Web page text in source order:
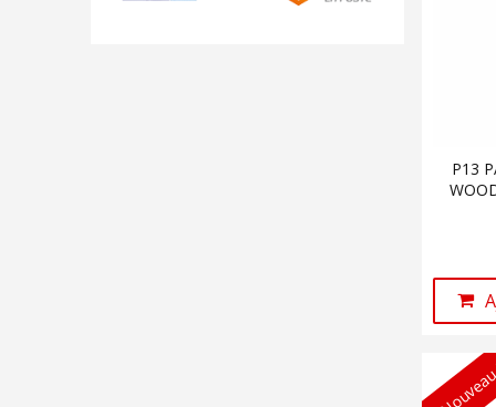
P13